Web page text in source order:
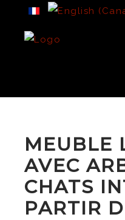
MEUBLE
AVEC
CHATS
PARTIR